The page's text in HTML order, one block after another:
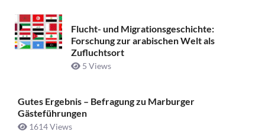
Flucht- und Migrationsgeschichte:
Forschung zur arabischen Welt als
Zufluchtsort
5 Views
Gutes Ergebnis – Befragung zu Marburger
Gästeführungen
1614 Views